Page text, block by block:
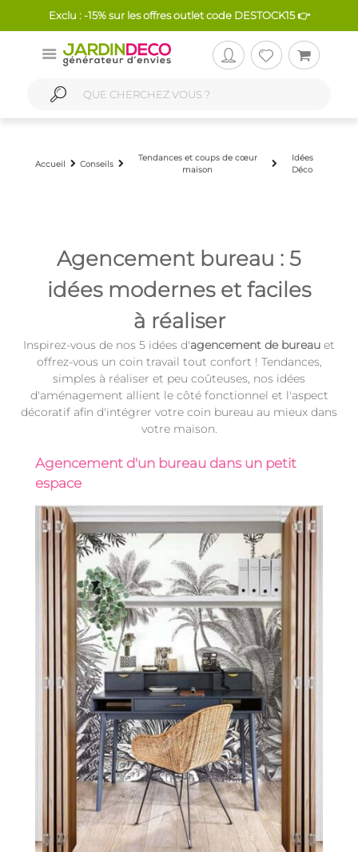
Exclu : -15% sur les offres outlet code DESTOCK15 👉
Accueil Conseils
Tendances et coups de cœur
maison
Idées
Déco
Agencement bureau : 5
idées modernes et faciles
à réaliser
Inspirez-vous de nos 5 idées d'agencement de bureau et
offrez-vous un coin travail tout confort ! Tendances,
simples à réaliser et peu coûteuses, nos idées
d'aménagement allient le côté fonctionnel et l'aspect
décoratif afin d'intégrer votre coin bureau au mieux dans
votre maison.
Agencement d'un bureau dans un petit
espace